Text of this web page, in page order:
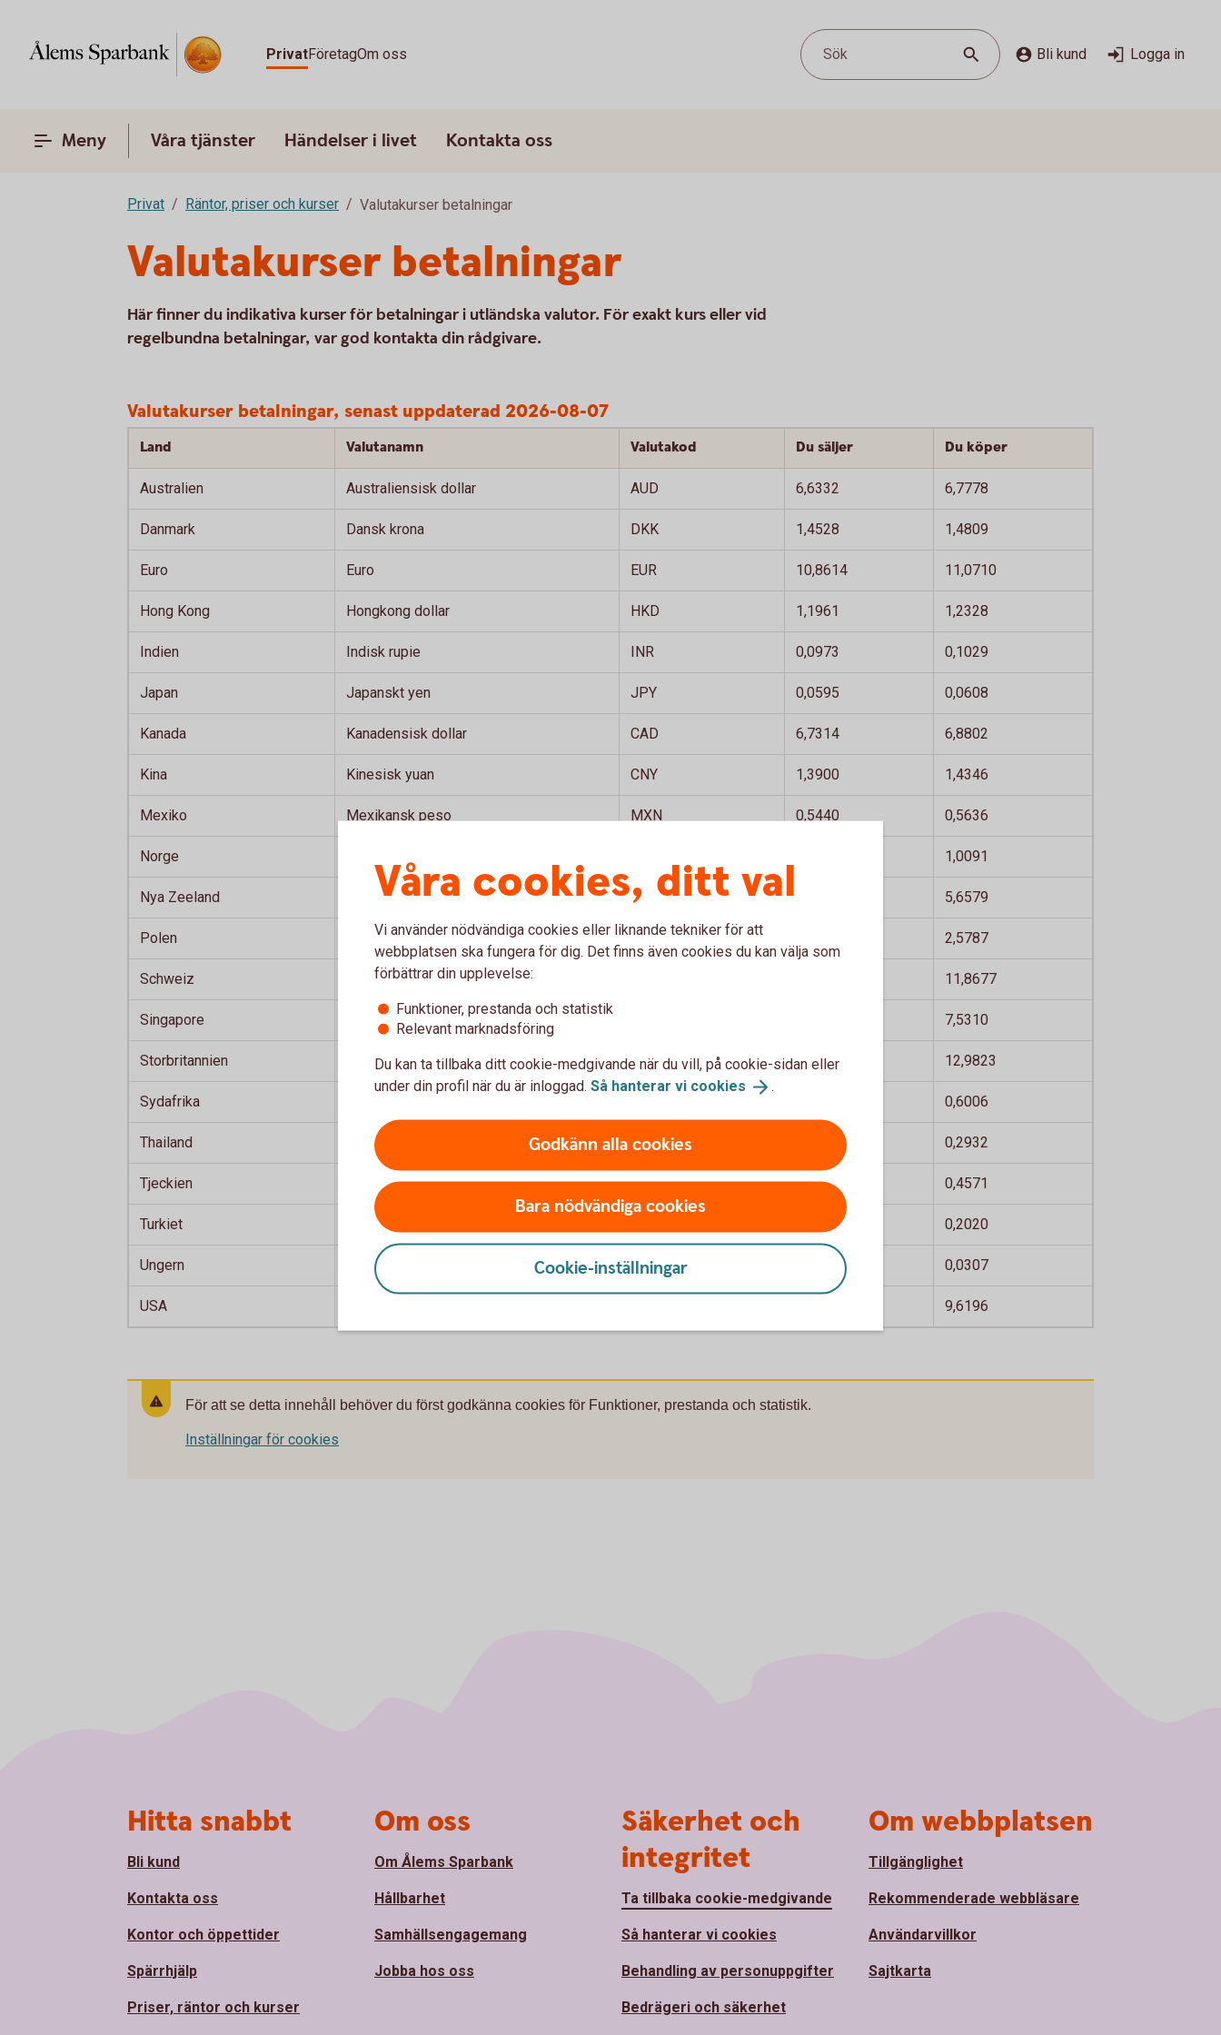
PrivatFöretagOm oss Sök Bli kund Logga in
Meny Våra tjänster Händelser i livet Kontakta oss
Privat Räntor, priser och kurser Valutakurser betalningar
Valutakurser betalningar
Här finner du indikativa kurser för betalningar i utländska valutor. För exakt kurs eller vid
regelbundna betalningar, var god kontakta din rådgivare.
Valutakurser betalningar, senast uppdaterad 2026-08-07
Land Valutanamn Valutakod Du säljer Du köper
Australien Australiensisk dollar AUD 6,6332 6,7778
Danmark Dansk krona DKK 1,4528 1,4809
Euro Euro EUR 10,8614 11,0710
Hong Kong Hongkong dollar HKD 1,1961 1,2328
Indien Indisk rupie INR 0,0973 0,1029
Japan Japanskt yen JPY 0,0595 0,0608
Kanada Kanadensisk dollar CAD 6,7314 6,8802
Kina Kinesisk yuan CNY 1,3900 1,4346
Mexiko Mexikansk peso MXN 0,5440 0,5636
Norge 1,0091
Nya Zeeland Nyzeeländsk dollar NZD 5,6579
Polen Polsk zloty PLN 2,5787
Schweiz Schweizisk franc 11,8677
Singapore Singaporiansk dollar 7,5310
Storbritannien Brittiskt pund GBP 12,7210 12,9823
Sydafrika 0,6006
Thailand Thailänsk bath THB 0,2932
Tjeckien Tjeckisk krona CZK 0,4473 0,4571
Turkiet Turkisk lira 0,1956 0,2020
Ungern Ungersk forint HUF 0,0307
USA 9,6196
För att se detta innehåll behöver du först godkänna cookies för Funktioner, prestanda och statistik.
Inställningar för cookies
Våra cookies, ditt val
Vi använder nödvändiga cookies eller liknande tekniker för att
webbplatsen ska fungera för dig. Det finns även cookies du kan välja som
förbättrar din upplevelse:
Funktioner, prestanda och statistik
Relevant marknadsföring
Du kan ta tillbaka ditt cookie-medgivande när du vill, på cookie-sidan eller
under din profil när du är inloggad. Så hanterar vi cookies .
Godkänn alla cookies
Bara nödvändiga cookies
Cookie-inställningar
Hitta snabbt
Bli kund
Kontakta oss
Kontor och öppettider
Spärrhjälp
Priser, räntor och kurser
Om oss
Om Ålems Sparbank
Hållbarhet
Samhällsengagemang
Jobba hos oss
Säkerhet och
integritet
Ta tillbaka cookie-medgivande
Så hanterar vi cookies
Behandling av personuppgifter
Bedrägeri och säkerhet
Om webbplatsen
Tillgänglighet
Rekommenderade webbläsare
Användarvillkor
Sajtkarta